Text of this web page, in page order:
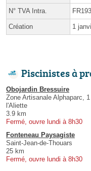
N° TVA Intra.
Création 1
Piscinistes à
Obojardin Bressuire
Zone Artisanale Alphaparc,
l'Aliette
3.9 km
Fermé, ouvre lundi à 8h30
Fonteneau Paysagiste
Saint-Jean-de-Thouars
25 km
Fermé, ouvre lundi à 8h30